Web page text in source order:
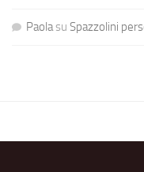
Paolasu Spazzolini